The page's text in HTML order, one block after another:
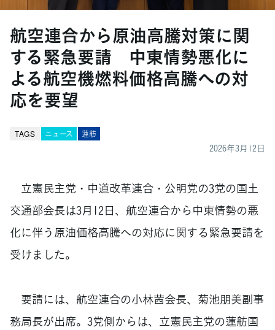
航空連合から原油高騰対策に関
する緊急要請 中東情勢悪化に
よる航空機燃料価格高騰への対
応を要望
TAGS ニュース 蓮舫
2026年3月12日
立憲民主党・中道改革連合・公明党の3党の国土
交通部会長は3月12日、航空連合から中東情勢の悪
化に伴う原油価格高騰への対応に関する緊急要請を
受けました。
要請には、航空連合の小林茜会長、菊池朋美副事
務局長が出席。3党側からは、立憲民主党の蓮舫国